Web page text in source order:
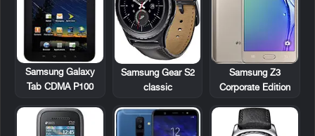
Samsung Z3
Corporate Edition
Samsung Gear S2
classic
Samsung Galaxy
Tab CDMA P100